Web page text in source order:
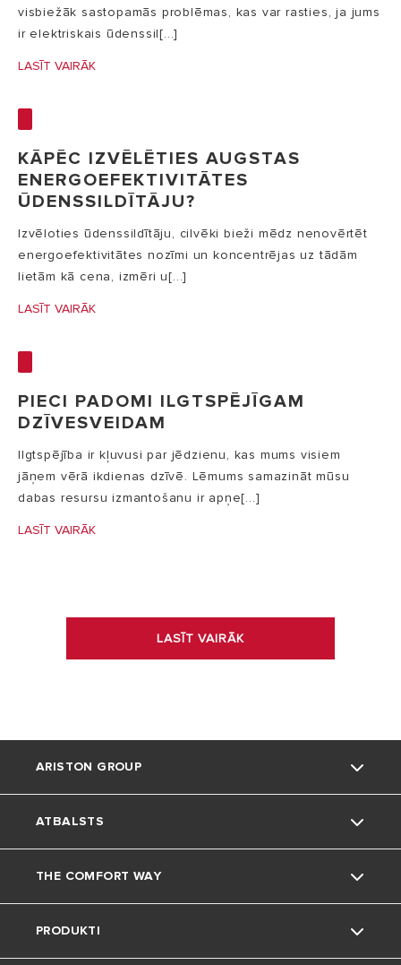
visbiežāk sastopamās problēmas, kas var rasties, ja jums
ir elektriskais ūdenssil[...]
LASĪT VAIRĀK
KĀPĒC IZVĒLĒTIES AUGSTAS
ENERGOEFEKTIVITĀTES
ŪDENSSILDĪTĀJU?
Izvēloties ūdenssildītāju, cilvēki bieži mēdz nenovērtēt
energoefektivitātes nozīmi un koncentrējas uz tādām
lietām kā cena, izmēri u[...]
LASĪT VAIRĀK
PIECI PADOMI ILGTSPĒJĪGAM
DZĪVESVEIDAM
Ilgtspējība ir kļuvusi par jēdzienu, kas mums visiem
jāņem vērā ikdienas dzīvē. Lēmums samazināt mūsu
dabas resursu izmantošanu ir apņe[...]
LASĪT VAIRĀK
LASĪT VAIRĀK
ARISTON GROUP
Kas mēs esam
Mūsu grupa
Karjeras
ATBALSTS
Klientu apkalpošana
Lejupielādes apgabals
THE COMFORT WAY
Mājokļa iekārtošana
PRODUKTI